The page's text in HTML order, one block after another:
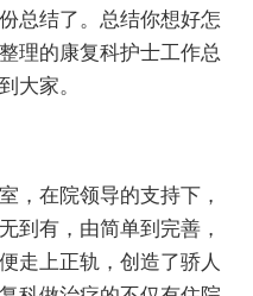
总结了。总结你想好怎
理的康复科护士工作总
大家。
，在院领导的支持下，
到有，由简单到完善，
走上正轨，创造了骄人